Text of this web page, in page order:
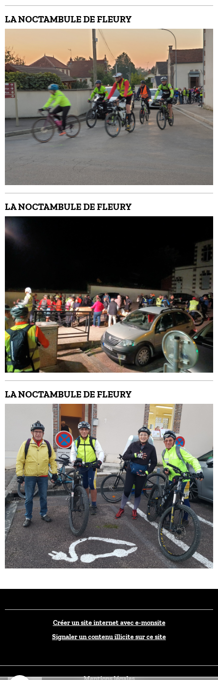
LA NOCTAMBULE DE FLEURY
LA NOCTAMBULE DE FLEURY
LA NOCTAMBULE DE FLEURY
Créer un site internet avec e-monsite
Signaler un contenu illicite sur ce site